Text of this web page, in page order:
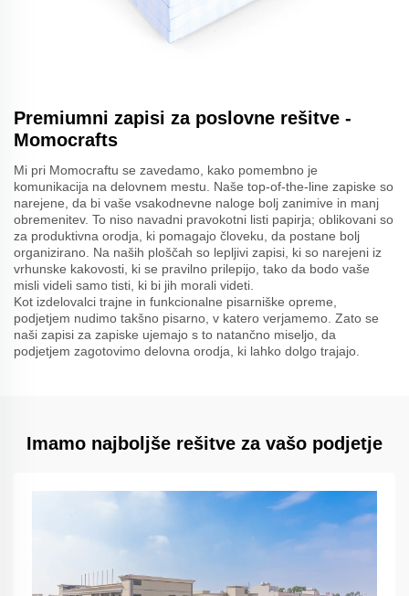
Premiumni zapisi za poslovne rešitve -
Momocrafts
Mi pri Momocraftu se zavedamo, kako pomembno je
komunikacija na delovnem mestu. Naše top-of-the-line zapiske so
narejene, da bi vaše vsakodnevne naloge bolj zanimive in manj
obremenitev. To niso navadni pravokotni listi papirja; oblikovani so
za produktivna orodja, ki pomagajo človeku, da postane bolj
organizirano. Na naših ploščah so lepljivi zapisi, ki so narejeni iz
vrhunske kakovosti, ki se pravilno prilepijo, tako da bodo vaše
misli videli samo tisti, ki bi jih morali videti.
Kot izdelovalci trajne in funkcionalne pisarniške opreme,
podjetjem nudimo takšno pisarno, v katero verjamemo. Zato se
naši zapisi za zapiske ujemajo s to natančno miseljo, da
podjetjem zagotovimo delovna orodja, ki lahko dolgo trajajo.
Imamo najboljše rešitve za vašo podjetje